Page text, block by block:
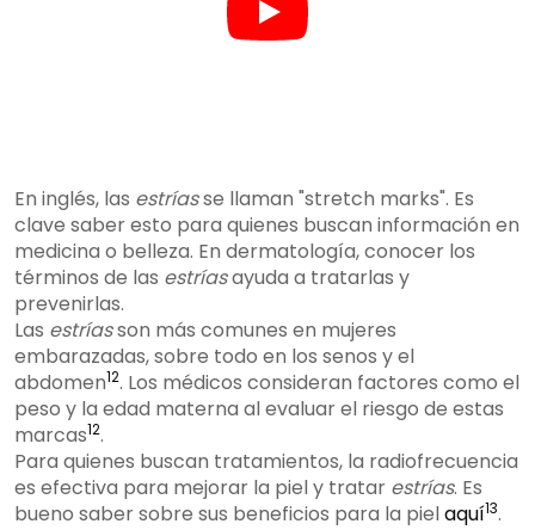
En inglés, las estríasse llaman "stretch marks". Es
clave saber esto para quienes buscan información en
medicina o belleza. En dermatología, conocer los
términos de las estríasayuda a tratarlas y
prevenirlas.
Las estríasson más comunes en mujeres
embarazadas, sobre todo en los senos y el
abdomen12. Los médicos consideran factores como el
peso y la edad materna al evaluar el riesgo de estas
marcas12.
Para quienes buscan tratamientos, la radiofrecuencia
es efectiva para mejorar la piel y tratar estrías. Es
bueno saber sobre sus beneficios para la pielaquí13.